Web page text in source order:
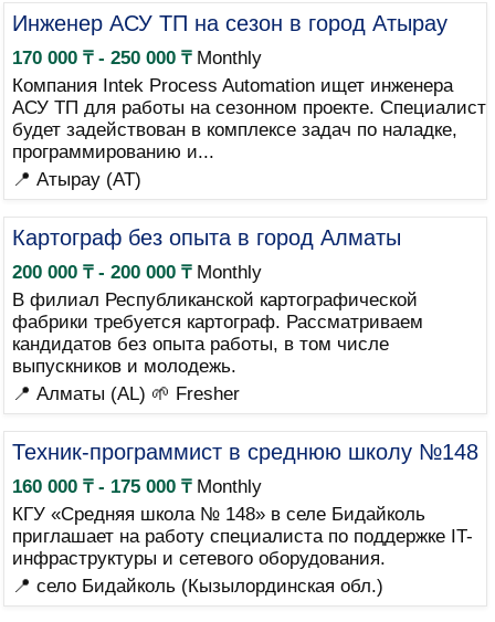
Инженер АСУ ТП на сезон в город Атырау
170 000 ₸ - 250 000 ₸Monthly
Компания Intek Process Automation ищет инженера
АСУ ТП для работы на сезонном проекте. Специалист
будет задействован в комплексе задач по наладке,
программированию и...
📍 Атырау (AT)
Картограф без опыта в город Алматы
200 000 ₸ - 200 000 ₸Monthly
В филиал Республиканской картографической
фабрики требуется картограф. Рассматриваем
кандидатов без опыта работы, в том числе
выпускников и молодежь.
📍 Алматы (AL) 🌱 Fresher
Техник-программист в среднюю школу №148
160 000 ₸ - 175 000 ₸Monthly
КГУ «Средняя школа № 148» в селе Бидайколь
приглашает на работу специалиста по поддержке IT-
инфраструктуры и сетевого оборудования.
📍 село Бидайколь (Кызылординская обл.)